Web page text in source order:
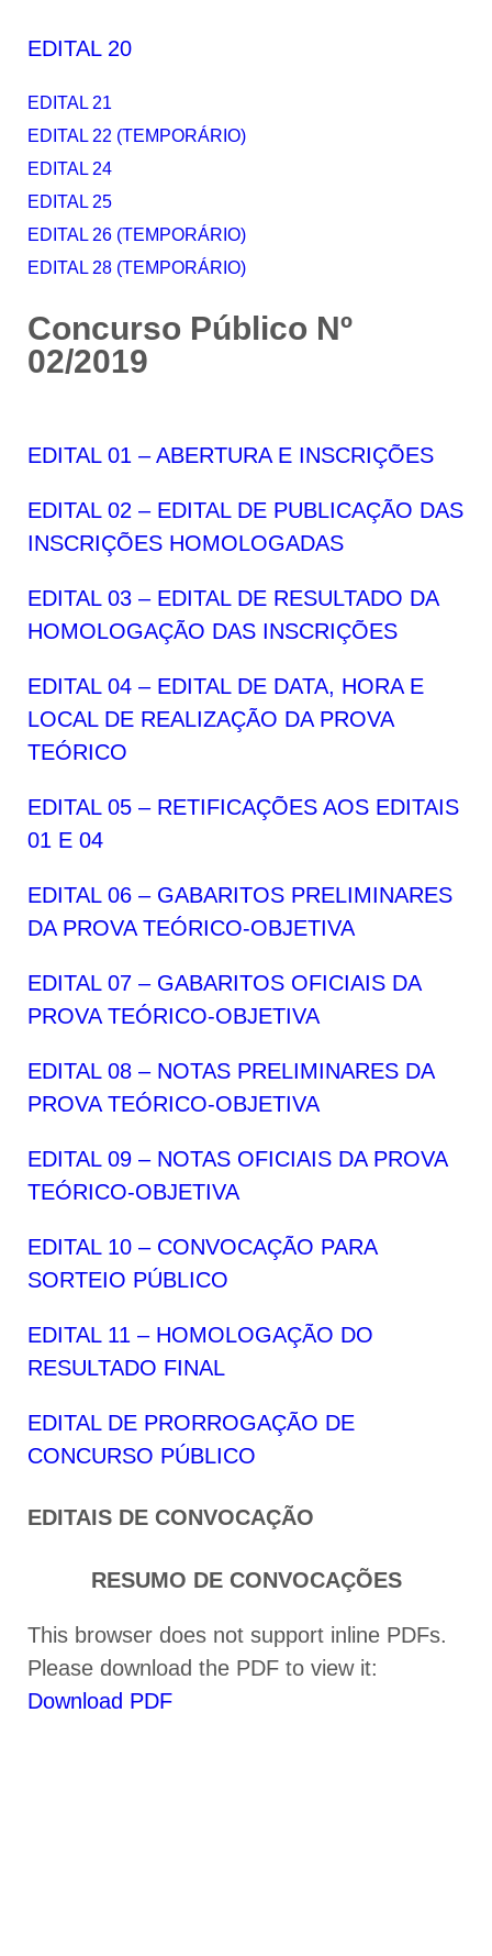
EDITAL 20
EDITAL 21
EDITAL 22 (TEMPORÁRIO)
EDITAL 24
EDITAL 25
EDITAL 26 (TEMPORÁRIO)
EDITAL 28 (TEMPORÁRIO)
Concurso Público Nº
02/2019
EDITAL 01 – ABERTURA E INSCRIÇÕES
EDITAL 02 – EDITAL DE PUBLICAÇÃO DAS
INSCRIÇÕES HOMOLOGADAS
EDITAL 03 – EDITAL DE RESULTADO DA
HOMOLOGAÇÃO DAS INSCRIÇÕES
EDITAL 04 – EDITAL DE DATA, HORA E
LOCAL DE REALIZAÇÃO DA PROVA
TEÓRICO
EDITAL 05 – RETIFICAÇÕES AOS EDITAIS
01 E 04
EDITAL 06 – GABARITOS PRELIMINARES
DA PROVA TEÓRICO-OBJETIVA
EDITAL 07 – GABARITOS OFICIAIS DA
PROVA TEÓRICO-OBJETIVA
EDITAL 08 – NOTAS PRELIMINARES DA
PROVA TEÓRICO-OBJETIVA
EDITAL 09 – NOTAS OFICIAIS DA PROVA
TEÓRICO-OBJETIVA
EDITAL 10 – CONVOCAÇÃO PARA
SORTEIO PÚBLICO
EDITAL 11 – HOMOLOGAÇÃO DO
RESULTADO FINAL
EDITAL DE PRORROGAÇÃO DE
CONCURSO PÚBLICO
EDITAIS DE CONVOCAÇÃO
RESUMO DE CONVOCAÇÕES
This browser does not support inline PDFs.
Please download the PDF to view it:
Download PDF